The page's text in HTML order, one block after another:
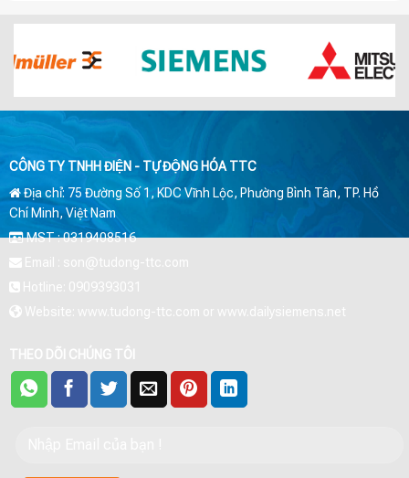
CÔNG TY TNHH ĐIỆN - TỰ ĐỘNG HÓA TTC
Địa chỉ: 75 Đường Số 1, KDC Vĩnh Lộc, Phường Bình Tân, TP. Hồ
Chí Minh, Việt Nam
MST : 0319408516
Email : son@tudong-ttc.com
Hotline: 0909393031
Website: www.tudong-ttc.com or www.dailysiemens.net
THEO DÕI CHÚNG TÔI